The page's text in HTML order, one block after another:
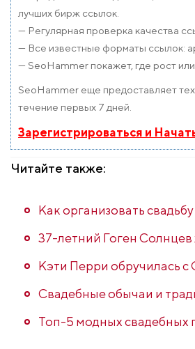
лучших бирж ссылок.
— Регулярная проверка качества
— Все известные форматы ссылок:
— SeoHammer покажет, где рост
SeoHammer еще предоставляет
течение первых 7 дней.
Зарегистрироваться и
Читайте также:
Как организовать
37-летний Гоген
Кэти Перри обручилась
Свадебные обычаи и
Топ-5 модных свадебных